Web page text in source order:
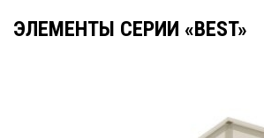
ЭЛЕМЕНТЫ СЕРИИ «BEST»